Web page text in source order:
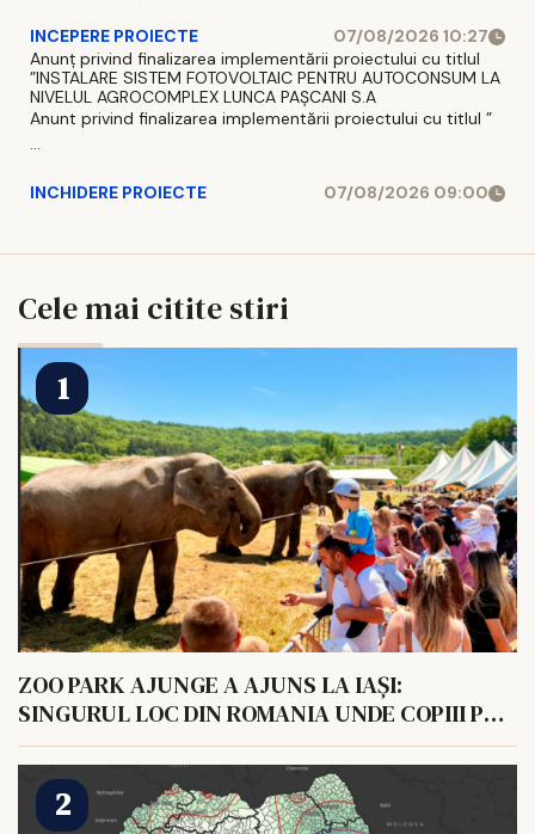
INCEPERE PROIECTE
07/08/2026 10:27
Anunț privind finalizarea implementării proiectului cu titlul
”INSTALARE SISTEM FOTOVOLTAIC PENTRU AUTOCONSUM LA
NIVELUL AGROCOMPLEX LUNCA PAȘCANI S.A
Anunt privind finalizarea implementării proiectului cu titlul ”
...
INCHIDERE PROIECTE 07/08/2026 09:00
Cele mai citite stiri
ZOO PARK AJUNGE A AJUNS LA IAȘI:
SINGURUL LOC DIN ROMANIA UNDE COPIII POT
HRANI UN ELEFANT